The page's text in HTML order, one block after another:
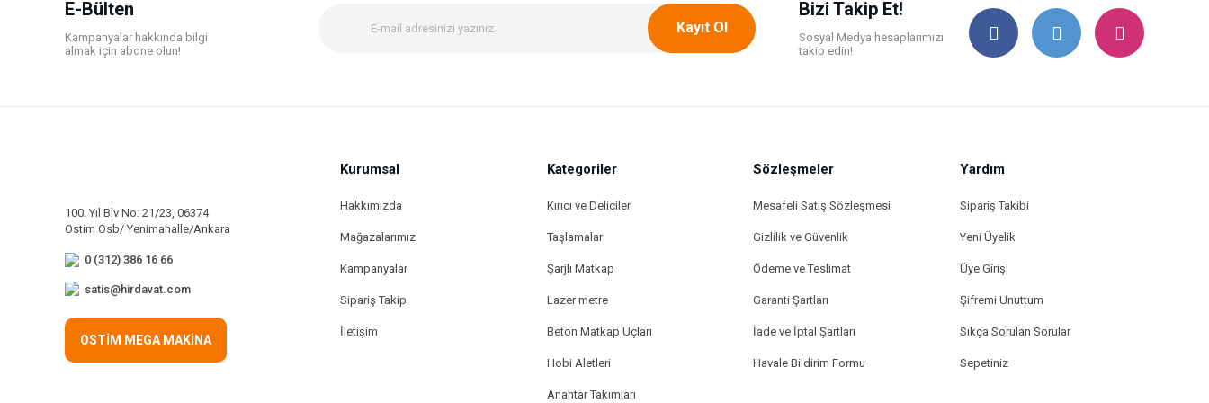
Bu ürüne benzer farklı alternatifler olmalı.
Gönder
E-Bülten
Kampanyalar hakkında bilgi
almak için abone olun!
Kayıt Ol
Bizi Takip Et!
Sosyal Medya hesaplarımızı
takip edin!
100. Yıl Blv No: 21/23, 06374
Ostim Osb/ Yenimahalle/Ankara
0 (312) 386 16 66
satis@hirdavat.com
OSTİM MEGA MAKİNA
Kurumsal
Hakkımızda
Mağazalarımız
Kampanyalar
Sipariş Takip
İletişim
Kategoriler
Kırıcı ve Deliciler
Taşlamalar
Şarjlı Matkap
Lazer metre
Beton Matkap Uçları
Hobi Aletleri
Anahtar Takımları
Sözleşmeler
Mesafeli Satış Sözleşmesi
Gizlilik ve Güvenlik
Ödeme ve Teslimat
Garanti Şartları
İade ve İptal Şartları
Havale Bildirim Formu
Yardım
Sipariş Takibi
Yeni Üyelik
Üye Girişi
Şifremi Unuttum
Sıkça Sorulan Sorular
Sepetiniz